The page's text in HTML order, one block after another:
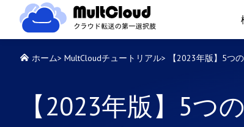
ホーム> MultCloudチュートリアル> 【2023年版】5つ
【2023年版】5つ